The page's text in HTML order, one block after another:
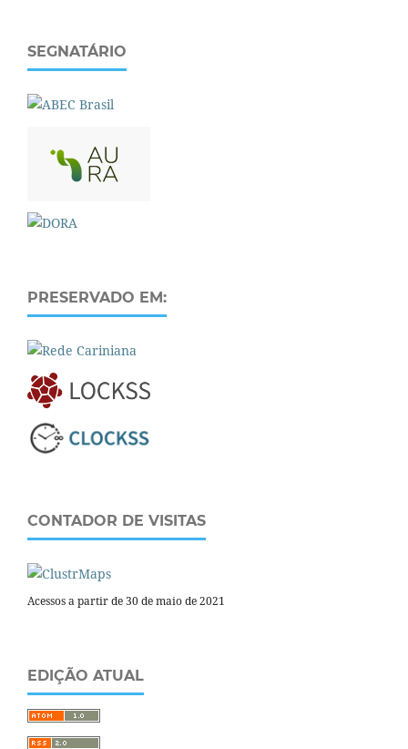
SEGNATÁRIO
PRESERVADO EM:
CONTADOR DE VISITAS
Acessos a partir de 30 de maio de 2021
EDIÇÃO ATUAL